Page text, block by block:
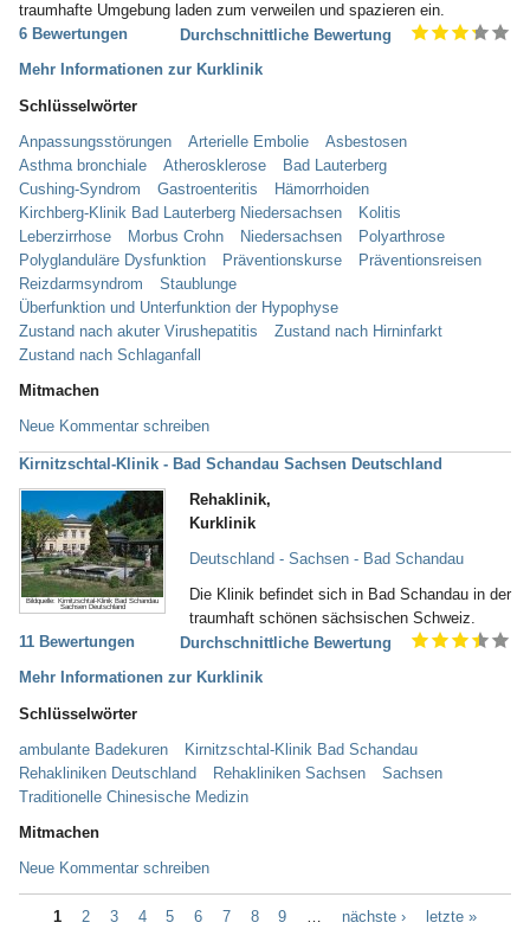
traumhafte Umgebung laden zum verweilen und spazieren ein.
6 Bewertungen
Durchschnittliche Bewertung
Mehr Informationen zur Kurklinik
Schlüsselwörter
Anpassungsstörungen Arterielle Embolie
Asbestosen
Asthma bronchiale
Atherosklerose
Bad Lauterberg
Cushing-Syndrom
Gastroenteritis
Hämorrhoiden
Kirchberg-Klinik Bad Lauterberg Niedersachsen
Kolitis
Leberzirrhose
Morbus Crohn Niedersachsen
Polyarthrose
Polyglanduläre Dysfunktion
Präventionskurse
Präventionsreisen
Reizdarmsyndrom
Staublunge
Überfunktion und Unterfunktion der Hypophyse
Zustand nach akuter Virushepatitis
Zustand nach Hirninfarkt
Zustand nach Schlaganfall
Mitmachen
Neue Kommentar schreiben
Kirnitzschtal-Klinik - Bad Schandau Sachsen Deutschland
Bildquelle: Kirnitzschtal-Klinik Bad Schandau
Sachsen Deutschland
Rehaklinik,
Kurklinik
Deutschland - Sachsen - Bad Schandau
Die Klinik befindet sich in Bad Schandau in der
traumhaft schönen sächsischen Schweiz.
11 Bewertungen
Durchschnittliche Bewertung
Mehr Informationen zur Kurklinik
Schlüsselwörter
ambulante Badekuren
Kirnitzschtal-Klinik Bad Schandau
Rehakliniken Deutschland
Rehakliniken Sachsen
Sachsen
Traditionelle Chinesische Medizin
Mitmachen
Neue Kommentar schreiben
1 2 3 4 5 6 7 8 9 … nächste › letzte »